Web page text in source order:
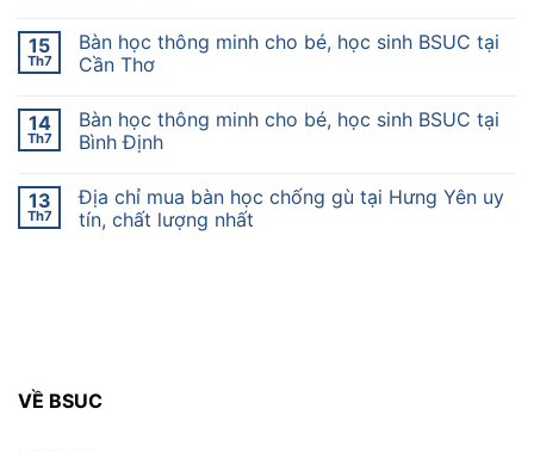
15
Th7
Bàn học thông minh cho bé, học sinh BSUC tại
Cần Thơ
14
Th7
Bàn học thông minh cho bé, học sinh BSUC tại
Bình Định
13
Th7
Địa chỉ mua bàn học chống gù tại Hưng Yên uy
tín, chất lượng nhất
VỀ BSUC